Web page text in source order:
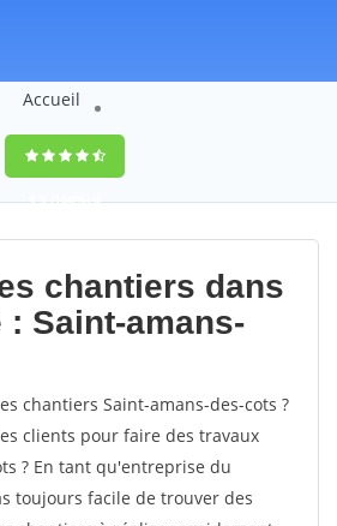
Accueil
9,5(100%)0
votes
chantiers dans
Saint-amans-
chantiers Saint-amans-des-cots ?
clients pour faire des travaux
? En tant qu'entreprise du
toujours facile de trouver des